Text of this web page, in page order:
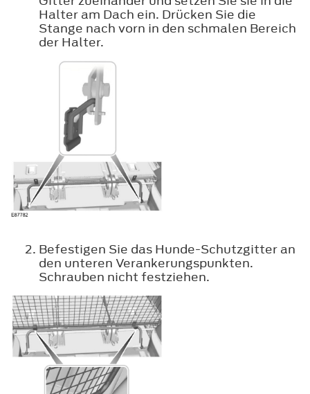
Halter am Dach ein. Drücken Sie die
Stange nach vorn in den schmalen Bereich
der Halter.
Befestigen Sie das Hunde-Schutzgitter an
den unteren Verankerungspunkten.
Schrauben nicht festziehen.